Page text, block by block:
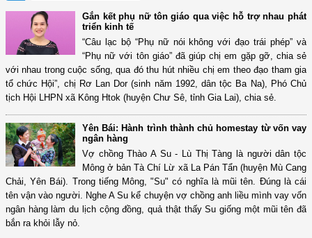
Gắn kết phụ nữ tôn giáo qua việc hỗ trợ nhau phát
triển kinh tế
“Câu lạc bộ “Phụ nữ nói không với đạo trái phép” và
“Phụ nữ với tôn giáo” đã giúp chị em gặp gỡ, chia sẻ
với nhau trong cuộc sống, qua đó thu hút nhiều chị em theo đạo tham gia
tổ chức Hội”, chị Rơ Lan Dor (sinh năm 1992, dân tộc Ba Na), Phó Chủ
tịch Hội LHPN xã Kông Htok (huyện Chư Sê, tỉnh Gia Lai), chia sẻ.
Yên Bái: Hành trình thành chủ homestay từ vốn vay
ngân hàng
Vợ chồng Thào A Su - Lù Thị Tàng là người dân tộc
Mông ở bản Tà Chí Lừ xã La Pán Tẩn (huyện Mù Cang
Chải, Yên Bái). Trong tiếng Mông, "Su" có nghĩa là mũi tên. Đúng là cái
tên vận vào người. Nghe A Su kể chuyện vợ chồng anh liều mình vay vốn
ngân hàng làm du lịch cộng đồng, quả thật thấy Su giống một mũi tên đã
bắn ra khỏi lẫy nỏ.